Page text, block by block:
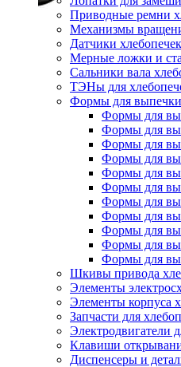
Приводные ремни
Механизмы
Датчики хлебопечек
Мерные ложки и
Сальники вала
ТЭНы для
Формы для выпечки
Формы для
Формы для
Формы для
Формы для
Формы для
Формы для
Формы для
Формы для
Формы для
Формы для
Формы для
Шкивы привода
Элементы
Элементы корпуса
Запчасти для
Электродвигатели
Клавиши
Диспенсеры и